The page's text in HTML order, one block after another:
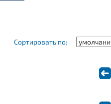
Сортировать по: